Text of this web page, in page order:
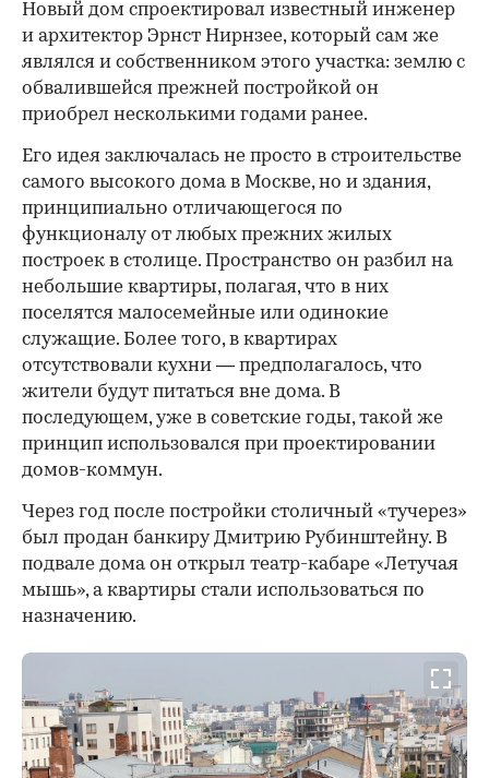
Новый дом спроектировал известный инженер
и архитектор Эрнст Нирнзее, который сам же
являлся и собственником этого участка: землю с
обвалившейся прежней постройкой он
приобрел несколькими годами ранее.
Его идея заключалась не просто в строительстве
самого высокого дома в Москве, но и здания,
принципиально отличающегося по
функционалу от любых прежних жилых
построек в столице. Пространство он разбил на
небольшие квартиры, полагая, что в них
поселятся малосемейные или одинокие
служащие. Более того, в квартирах
отсутствовали кухни — предполагалось, что
жители будут питаться вне дома. В
последующем, уже в советские годы, такой же
принцип использовался при проектировании
домов-коммун.
Через год после постройки столичный «тучерез»
был продан банкиру Дмитрию Рубинштейну. В
подвале дома он открыл театр-кабаре «Летучая
мышь», а квартиры стали использоваться по
назначению.